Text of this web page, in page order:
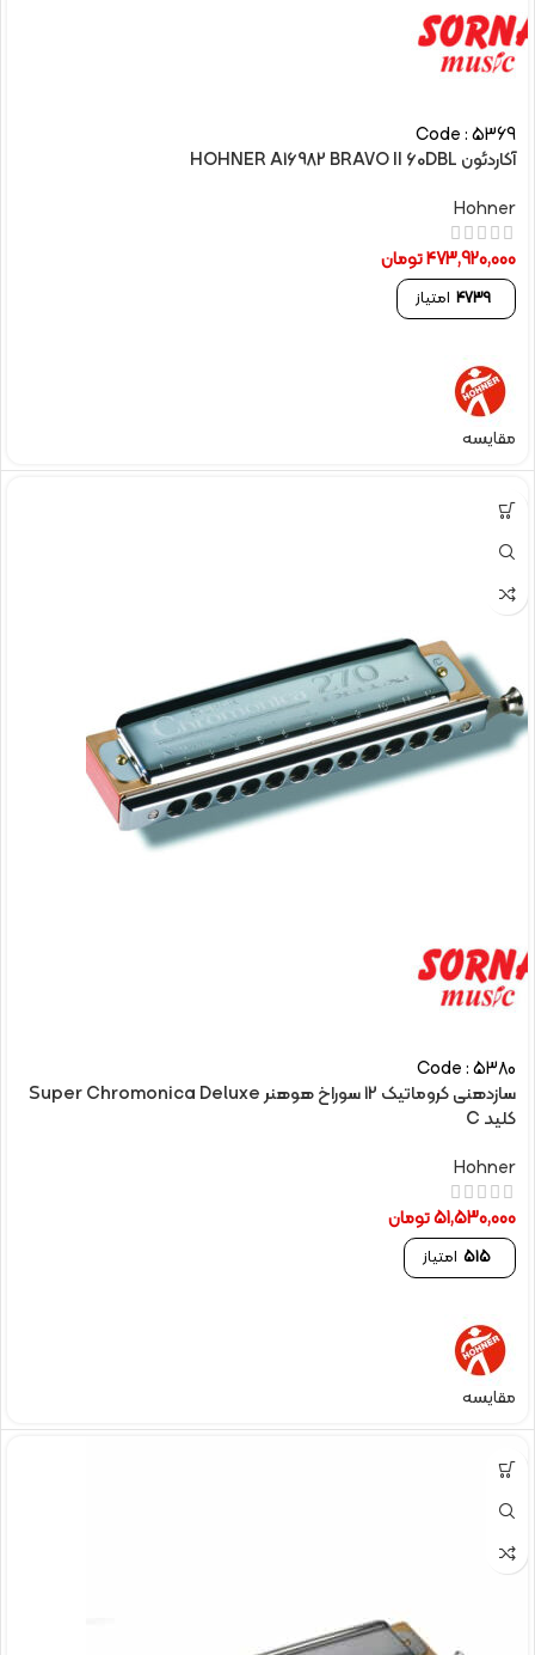
Code : 5369
آکاردئون HOHNER A16982 BRAVO II 60DBL
Hohner
473,920,000تومان
4739 امتیاز
مقایسه
Code : 5380
سازدهنی کروماتیک 12 سوراخ هوهنر Super Chromonica Deluxe
کلید C
Hohner
51,530,000تومان
515 امتیاز
مقایسه